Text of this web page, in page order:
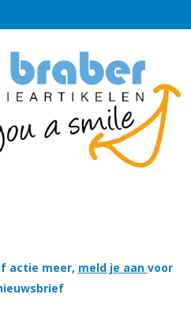
actie meer, meld je aan voor